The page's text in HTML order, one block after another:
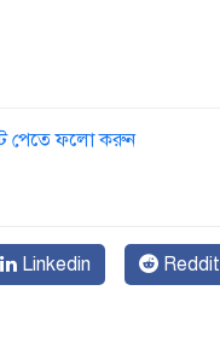
পেতে ফলো করুন
Linkedin Reddit